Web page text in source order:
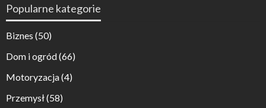
Popularne kategorie
Biznes (50)
Dom i ogród(66)
Motoryzacja(4)
Przemysł(58)